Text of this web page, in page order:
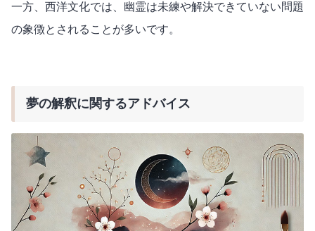
一方、西洋文化では、幽霊は未練や解決できていない問題
の象徴とされることが多いです。
夢の解釈に関するアドバイス